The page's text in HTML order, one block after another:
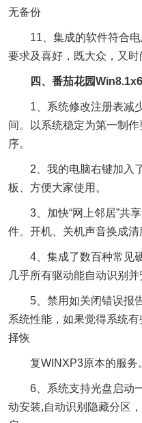
无备份
11、集成的软件符合电
要求及喜好，既大众，又
四、番茄花园
1、系统修改注册表减少
间。以系统稳定为第一制
序。
2、我的电脑右键加入了
板、方便大家使用。
3、加快“网上邻居”共享
件。开机、关机声音换成清
4、集成了数百种常见硬
几乎所有驱动能自动识别并
5、禁用如关闭错误报告
系统性能，如果觉得系统
择恢
复WINXP3原本的服务
6、系统支持光盘启动一
动安装,自动识别隐藏分区